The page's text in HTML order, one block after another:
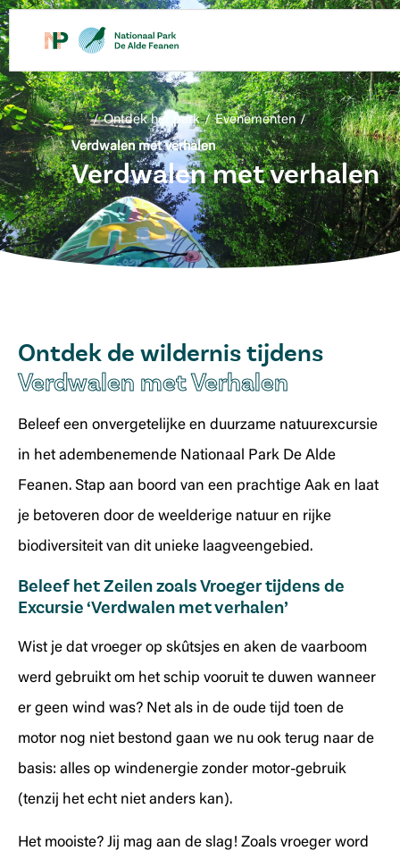
/ Ontdek het park / Evenementen /
Verdwalen met verhalen
Verdwalen met verhalen
Ontdek de wildernis tijdens
Verdwalen met Verhalen
Beleef een onvergetelijke en duurzame natuurexcursie
in het adembenemende Nationaal Park De Alde
Feanen. Stap aan boord van een prachtige Aak en laat
je betoveren door de weelderige natuur en rijke
biodiversiteit van dit unieke laagveengebied.
Beleef het Zeilen zoals Vroeger tijdens de
Excursie ‘Verdwalen met verhalen’
Wist je dat vroeger op skûtsjes en aken de vaarboom
werd gebruikt om het schip vooruit te duwen wanneer
er geen wind was? Net als in de oude tijd toen de
motor nog niet bestond gaan we nu ook terug naar de
basis: alles op windenergie zonder motor-gebruik
(tenzij het echt niet anders kan).
Het mooiste? Jij mag aan de slag! Zoals vroeger word